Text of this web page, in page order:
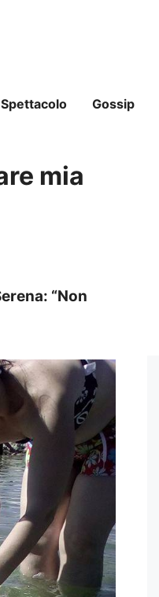
Spettacolo Gossip
mia
“Non